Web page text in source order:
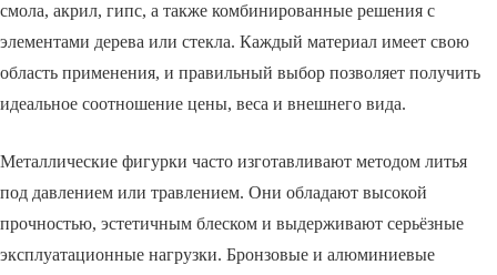
смола, акрил, гипс, а также комбинированные решения с
элементами дерева или стекла. Каждый материал имеет свою
область применения, и правильный выбор позволяет получить
идеальное соотношение цены, веса и внешнего вида.
Металлические фигурки часто изготавливают методом литья
под давлением или травлением. Они обладают высокой
прочностью, эстетичным блеском и выдерживают серьёзные
эксплуатационные нагрузки. Бронзовые и алюминиевые